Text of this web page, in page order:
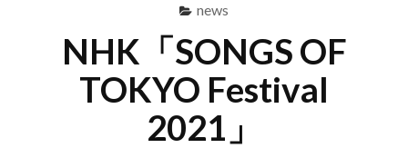
news
NHK「SONGS OF
TOKYO Festival
2021」